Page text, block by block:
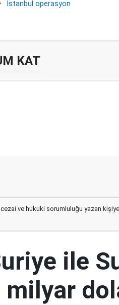
İstanbul operasyon
KAT
cezai ve hukuki sorumluluğu yazan
ile
milyar